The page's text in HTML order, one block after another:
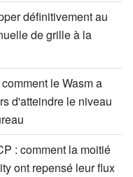
définitivement au
de grille à la
le Wasm a
d'atteindre le niveau
: comment la moitié
ont repensé leur flux